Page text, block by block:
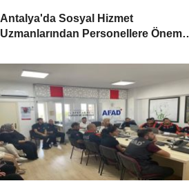
Antalya'da Sosyal Hizmet
Uzmanlarından Personellere Önemli